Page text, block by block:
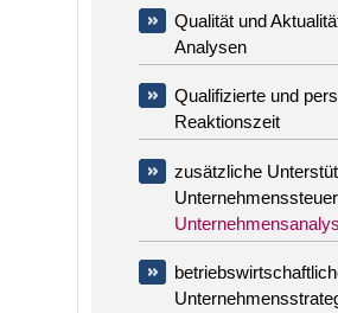
Qualität und
Analysen
Qualifizierte und
Reaktionszeit
zusätzliche